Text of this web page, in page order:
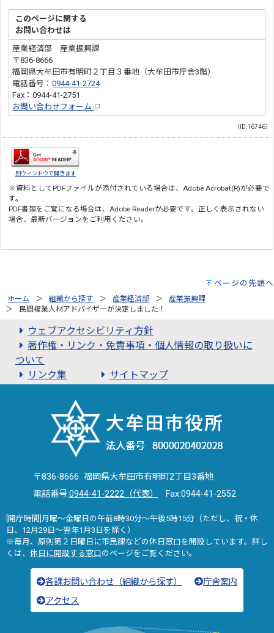
このページに関する
お問い合わせは
産業経済部 産業振興課
〒836-8666
福岡県大牟田市有明町２丁目３番地（大牟田市庁舎3階）
電話番号：0944-41-2724
Fax：0944-41-2751
お問い合わせフォーム
（ID:16746）
別ウィンドウで開きます
※資料としてPDFファイルが添付されている場合は、Adobe Acrobat(R)が必要で
す。
PDF書類をご覧になる場合は、Adobe Readerが必要です。正しく表示されない
場合、最新バージョンをご利用ください。
ページの先頭へ
ホーム 組織から探す 産業経済部
産業振興課
民間複業人材アドバイザーが決定しました！
ウェブアクセシビリティ方針
著作権・リンク・免責事項・個人情報の取り扱いに
ついて
リンク集
サイトマップ
〒836-8666 福岡県大牟田市有明町2丁目3番地
電話番号:0944-41-2222（代表） Fax:0944-41-2552
[開庁時間]月曜～金曜日の午前8時30分～午後5時15分（ただし、祝・休
日、12月29日～翌年1月3日を除く）
※毎月、原則第２日曜日に市民課などの休日窓口を開設しています。詳し
くは、 休日に開設する窓口のページをご覧ください。
各課お問い合わせ（組織から探す）
庁舎案内
アクセス